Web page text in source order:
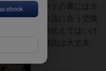
前にあるカードの裏にはカ
おり、この方法に合う交換
。方法は直接伝えてはいけ
ードの裏の確認は大丈夫。